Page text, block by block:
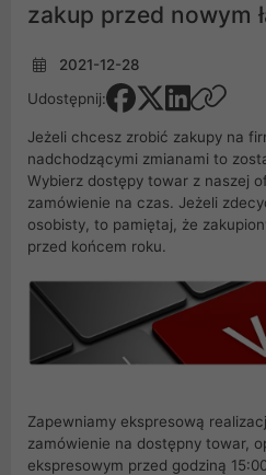
zakup przed nowym
2021-12-28
Udostępnij:
Jeżeli chcesz zrobić zakupy na
nadchodzącymi zmianami to
Wybierz dostępy towar z naszej
zamówienie na czas. Jeżeli
osobisty, to pamiętaj, że
przed końcem roku.
Zapewniamy ekspresową
zamówienie na dostępny towar,
ekspresowym przed godziną